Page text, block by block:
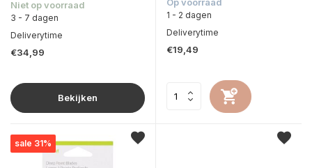
Niet op voorraad
3 - 7 dagen
Deliverytime
€34,99
Bekijken
1 - 2 dagen
Deliverytime
€19,49
sale 31%